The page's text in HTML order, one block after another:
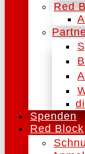
Red
Spenden
Red Block